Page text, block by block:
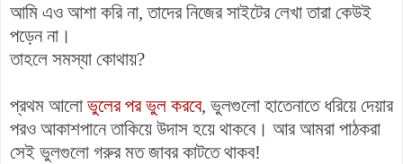
আমি এও আশা করি না, তাদের নিজের সাইটের লেখা তারা কেউই
পড়েন না।
তাহলে সমস্যা কোথায়?
প্রথম আলো ভুলের পর ভুল করবে, ভুলগুলো হাতেনাতে ধরিয়ে দেয়ার
পরও আকাশপানে তাকিয়ে উদাস হয়ে থাকবে। আর আমরা পাঠকরা
সেই ভুলগুলো গরুর মত জাবর কাটতে থাকব!